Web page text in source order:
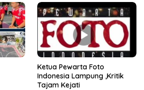
Ketua Pewarta Foto
Indonesia Lampung ,Kritik
Tajam Kejati